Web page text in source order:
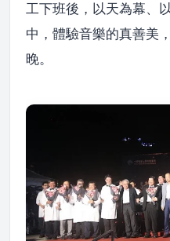
工下班後，以天為幕、
中，體驗音樂的真善美
晚。